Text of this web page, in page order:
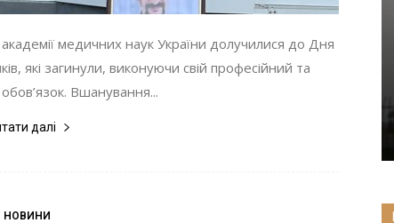
медичних наук України долучилися до Дня
які загинули, виконуючи свій професійний та
Вшанування...
далі
НОВИНИ